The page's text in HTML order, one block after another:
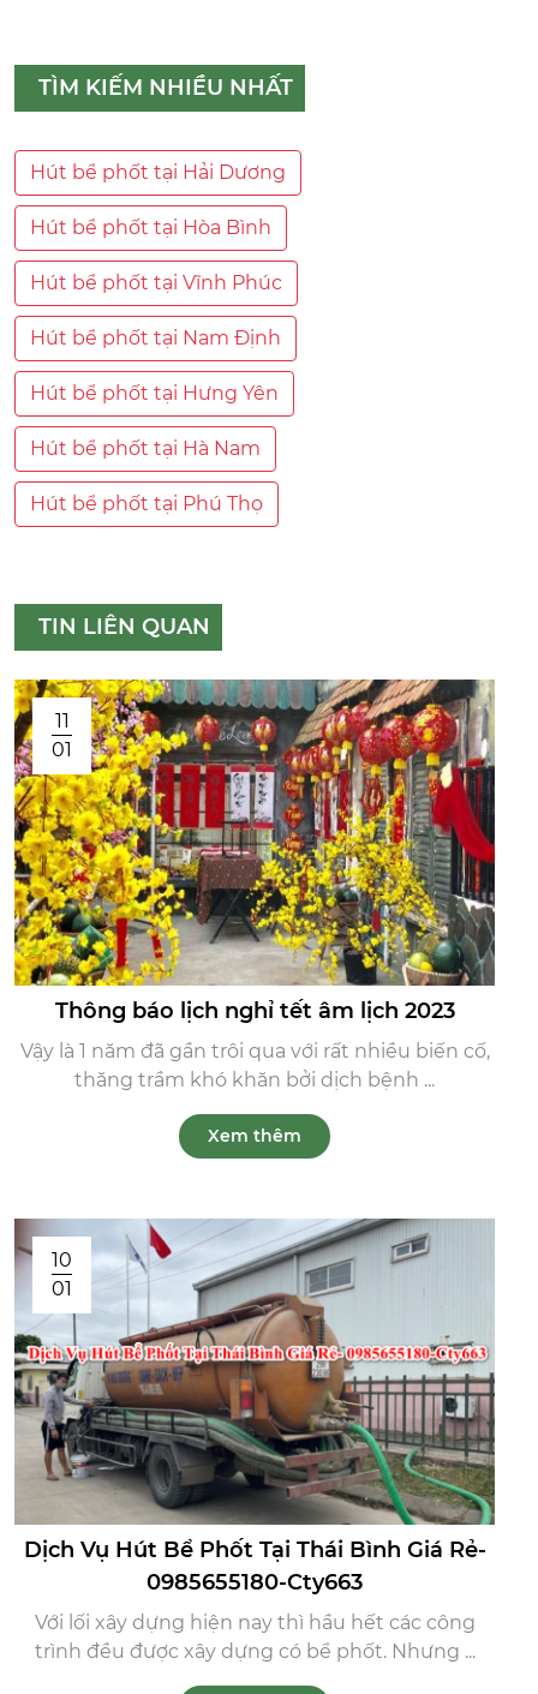
TÌM KIẾM NHIỀU NHẤT
Hút bể phốt tại Hải Dương
Hút bể phốt tại Hòa Bình
Hút bể phốt tại Vĩnh Phúc
Hút bể phốt tại Nam Định
Hút bể phốt tại Hưng Yên
Hút bể phốt tại Hà Nam
Hút bể phốt tại Phú Thọ
TIN LIÊN QUAN
11
01
Thông báo lịch nghỉ tết âm lịch 2023
Vậy là 1 năm đã gần trôi qua với rất nhiều biến cố,
thăng trầm khó khăn bởi dịch bệnh ...
Xem thêm
10
01
Dịch Vụ Hút Bể Phốt Tại Thái Bình Giá Rẻ-
0985655180-Cty663
Với lối xây dựng hiện nay thì hầu hết các công
trình đều được xây dựng có bể phốt. Nhưng ...